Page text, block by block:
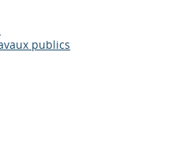
publics